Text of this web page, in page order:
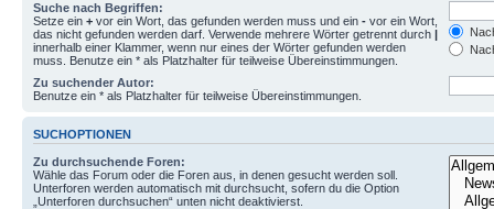
Suche nach Begriffen:
Setze ein + vor ein Wort, das gefunden werden muss und ein - vor ein Wort,
das nicht gefunden werden darf. Verwende mehrere Wörter getrennt durch |
innerhalb einer Klammer, wenn nur eines der Wörter gefunden werden
muss. Benutze ein * als Platzhalter für teilweise Übereinstimmungen.
Zu suchender Autor:
Benutze ein * als Platzhalter für teilweise Übereinstimmungen.
SUCHOPTIONEN
Zu durchsuchende Foren:
Wähle das Forum oder die Foren aus, in denen gesucht werden soll.
Unterforen werden automatisch mit durchsucht, sofern du die Option
„Unterforen durchsuchen“ unten nicht deaktivierst.